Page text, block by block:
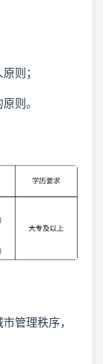
则；
则。
管理秩序，